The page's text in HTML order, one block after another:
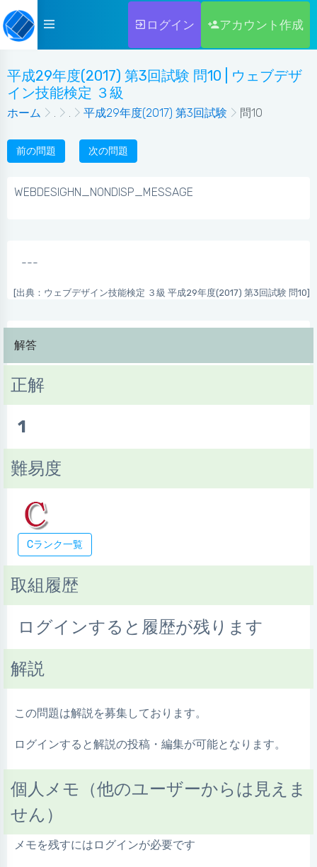
ログイン アカウント作成
平成29年度(2017) 第3回試験 問10 | ウェブデザ
イン技能検定 ３級
ホーム . . 平成29年度(2017) 第3回試験 問10
前の問題 次の問題
WEBDESIGHN_NONDISP_MESSAGE
---
[出典：ウェブデザイン技能検定 ３級 平成29年度(2017) 第3回試験 問10]
解答
正解
1
難易度
Cランク一覧
取組履歴
ログインすると履歴が残ります
解説
この問題は解説を募集しております。
ログインすると解説の投稿・編集が可能となります。
個人メモ（他のユーザーからは見えま
せん）
メモを残すにはログインが必要です